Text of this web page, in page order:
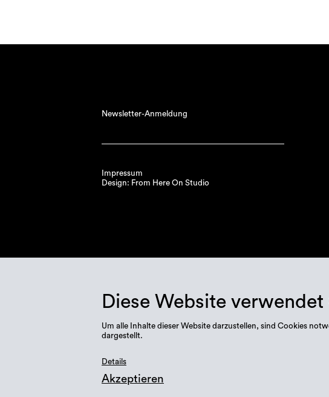
Newsletter-Anmeldung
Impressum
Design: From Here On Studio
Diese Website verwendet
Um alle Inhalte dieser Website darzustellen, sind Cookies
dargestellt.
Details
Akzeptieren